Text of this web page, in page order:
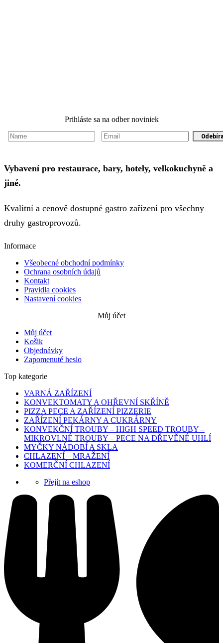
Prihláste sa na odber noviniek
Vybavení pro restaurace, bary, hotely, velkokuchyně a
jiné.
Kvalitní a cenově dostupné gastro zařízení pro všechny
druhy gastroprovozů.
Informace
Všeobecné obchodní podmínky
Ochrana osobních údajů
Kontakt
Pravidla cookies
Nastavení cookies
Můj účet
Můj účet
Košik
Objednávky
Zapomenuté heslo
Top kategorie
VARNÁ ZAŘÍZENÍ
KONVEKTOMATY A OHŘEVNÍ SKŘÍNĚ
PIZZA PECE A ZAŘÍZENÍ PIZZERIE
ZAŘÍZENÍ PEKÁRNY A CUKRÁRNY
KONVEKČNÍ TROUBY – HIGH SPEED TROUBY –
MIKROVLNÉ TROUBY – PECE NA DŘEVĚNÉ UHLÍ
MYČKY NÁDOBÍ A SKLA
CHLAZENÍ – MRAŽENÍ
KOMERČNÍ CHLAZENÍ
Přejít na eshop